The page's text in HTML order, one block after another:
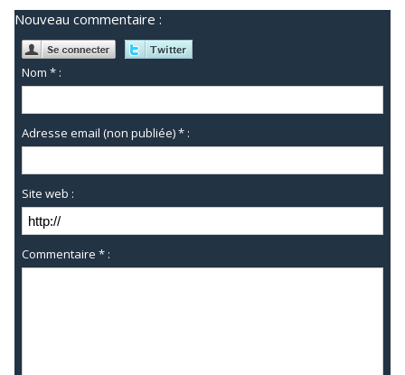
Nouveau commentaire :
Nom * :
Adresse email (non publiée) * :
Site web :
Commentaire * :